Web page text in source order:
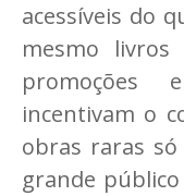
acessíveis do
mesmo
promoções
incentivam o
obras raras só
grande